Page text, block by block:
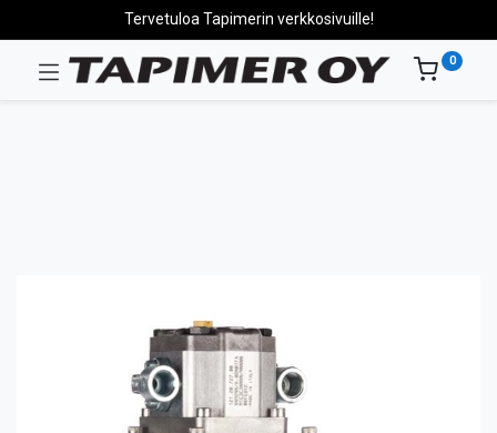
Tervetuloa Tapimerin verkkosivuille!
0